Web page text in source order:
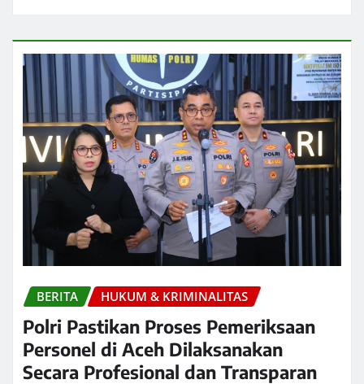
BERITA HUKUM & KRIMINALITAS
Polri Pastikan Proses Pemeriksaan
Personel di Aceh Dilaksanakan
Secara Profesional dan Transparan